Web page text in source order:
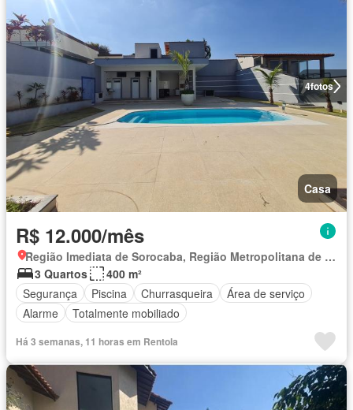
4fotos
Casa
R$ 12.000/mês
Região Imediata de Sorocaba, Região Metropolitana de Sorocaba
3 Quartos
400 m²
Segurança
Piscina Churrasqueira
Área de serviço
Alarme
Totalmente mobiliado
Há 3 semanas, 11 horas em Rentola